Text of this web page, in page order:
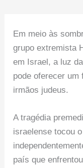
Em meio às
grupo extremista
em Israel, a luz
pode oferecer um
irmãos judeus.
A tragédia
israelense tocou
país que